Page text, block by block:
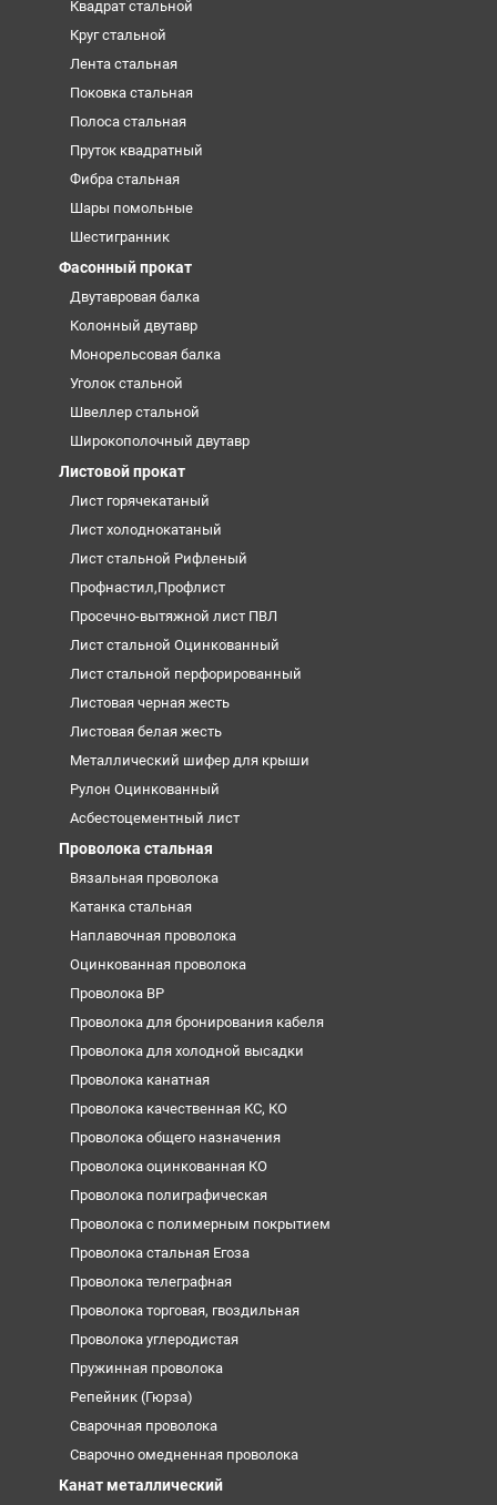
Квадрат стальной
Круг стальной
Лента стальная
Поковка стальная
Полоса стальная
Пруток квадратный
Фибра стальная
Шары помольные
Шестигранник
Фасонный прокат
Двутавровая балка
Колонный двутавр
Монорельсовая балка
Уголок стальной
Швеллер стальной
Широкополочный двутавр
Листовой прокат
Лист горячекатаный
Лист холоднокатаный
Лист стальной Рифленый
Профнастил,Профлист
Просечно-вытяжной лист ПВЛ
Лист стальной Оцинкованный
Лист стальной перфорированный
Листовая черная жесть
Листовая белая жесть
Металлический шифер для крыши
Рулон Оцинкованный
Асбестоцементный лист
Проволока стальная
Вязальная проволока
Катанка стальная
Наплавочная проволока
Оцинкованная проволока
Проволока ВР
Проволока для бронирования кабеля
Проволока для холодной высадки
Проволока канатная
Проволока качественная КС, КО
Проволока общего назначения
Проволока оцинкованная КО
Проволока полиграфическая
Проволока с полимерным покрытием
Проволока стальная Егоза
Проволока телеграфная
Проволока торговая, гвоздильная
Проволока углеродистая
Пружинная проволока
Репейник (Гюрза)
Сварочная проволока
Сварочно омедненная проволока
Канат металлический